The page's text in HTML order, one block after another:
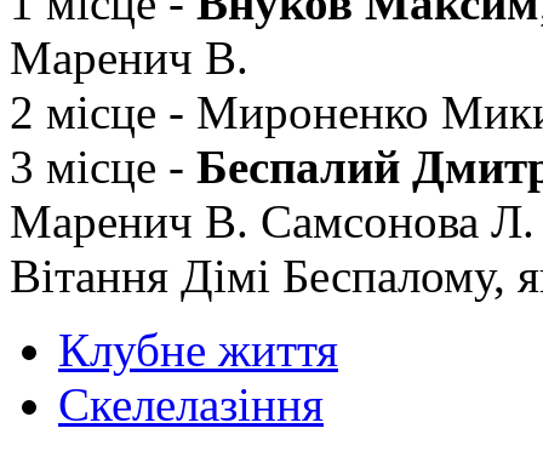
Маренич В.
2 місце - Мироненко
3 місце - Беспалий
Маренич В. Самсонова Л.
Вітання Дімі
Клубне життя
Скелелазіння